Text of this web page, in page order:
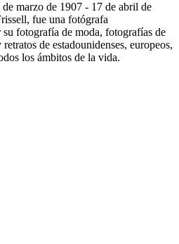
marzo de 1907 - 17 de abril de
fue una fotógrafa
fotografía de moda, fotografías de
de estadounidenses, europeos,
los ámbitos de la vida.